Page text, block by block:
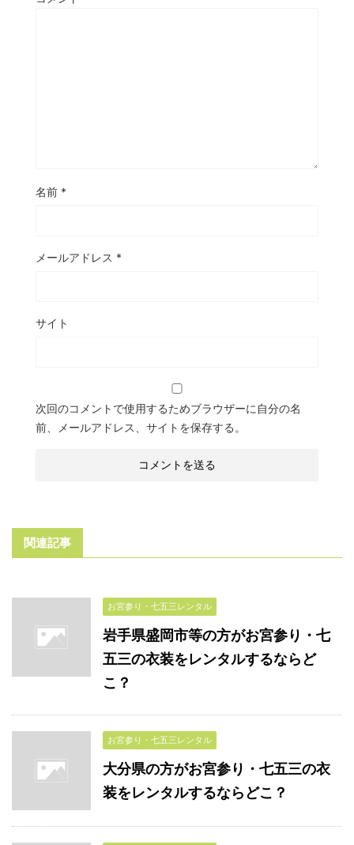
名前 *
メールアドレス *
サイト
次回のコメントで使用するためブラウザーに自分の名
前、メールアドレス、サイトを保存する。
関連記事
お宮参り・七五三レンタル
岩手県盛岡市等の方がお宮参り・七
五三の衣装をレンタルするならど
こ？
お宮参り・七五三レンタル
大分県の方がお宮参り・七五三の衣
装をレンタルするならどこ？